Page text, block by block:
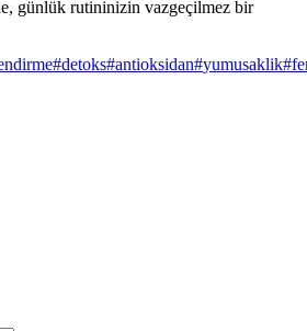
günlük rutininizin vazgeçilmez bir
#detoks#antioksidan#yumusaklik#